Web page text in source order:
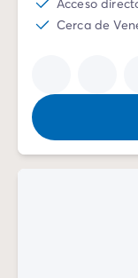
Vive la experiencia
Nuestros
Corresponsales
Prepara tu
Seguro de
Cerca de